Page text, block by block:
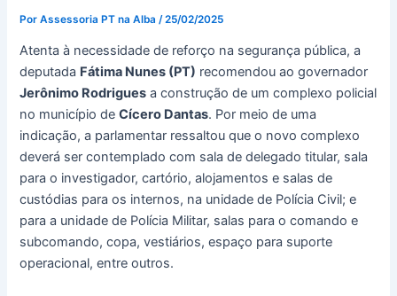
PorAssessoria PT na Alba/25/02/2025
Atenta à necessidade de reforço na segurança pública, a
deputada Fátima Nunes (PT) recomendou ao governador
Jerônimo Rodrigues a construção de um complexo policial
no município deCícero Dantas. Por meio de uma
indicação, a parlamentar ressaltou que o novo complexo
deverá ser contemplado com sala de delegado titular, sala
para o investigador, cartório, alojamentos e salas de
custódias para os internos, na unidade de Polícia Civil; e
para a unidade de Polícia Militar, salas para o comando e
subcomando, copa, vestiários, espaço para suporte
operacional, entre outros.